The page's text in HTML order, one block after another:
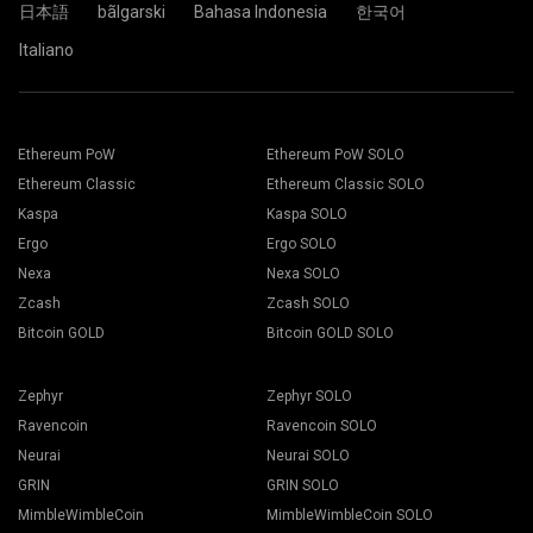
butonuna basın.
basın.
Açılır listeden Cüzdanınızı, Coin'inizi ve Madencinizi seçin.
Madenciliği başlatmak için Tümüne uygula butonuna basın.
2Miners madencilik havuzunu seçin. Açılır pencere
日本語
bãlgarski Bahasa Indonesia
한국어
Italiano
Ethereum PoW
Ethereum Classic
Kaspa
Ergo
Nexa
Zcash
Bitcoin GOLD
Ethereum PoW SOLO
Ethereum Classic SOLO
Kaspa SOLO
Ergo SOLO
Nexa SOLO
Zcash SOLO
Bitcoin GOLD SOLO
Zephyr
Ravencoin
Neurai
GRIN
MimbleWimbleCoin
Zephyr SOLO
Ravencoin SOLO
Neurai SOLO
GRIN SOLO
MimbleWimbleCoin SOLO